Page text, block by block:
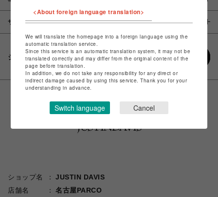
サイズ
シェアする
ショップ名
JUSTIN DAVIS
店舗名
名古屋PARCO
<About foreign language translation>
We will translate the homepage into a foreign language using the
automatic translation service.
Since this service is an automatic translation system, it may not be
translated correctly and may differ from the original content of the
page before translation.
In addition, we do not take any responsibility for any direct or
indirect damage caused by using this service. Thank you for your
understanding in advance.
Switch language Cancel